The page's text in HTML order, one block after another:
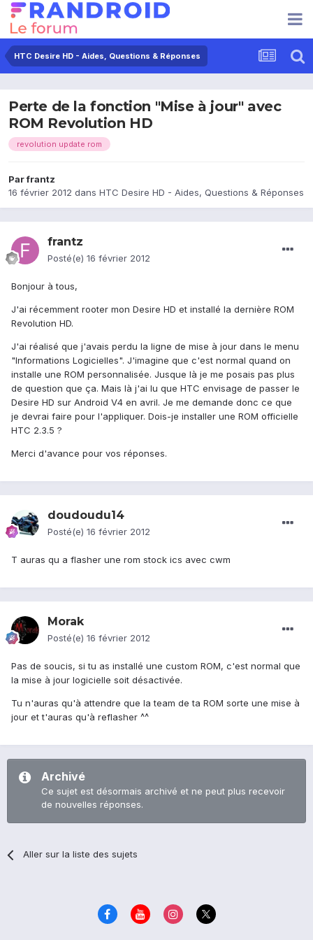
HTC Desire HD - Aides, Questions & Réponses
Perte de la fonction "Mise à jour" avec
ROM Revolution HD
revolution update rom
Parfrantz
16 février 2012 dans HTC Desire HD - Aides, Questions & Réponses
frantz
Posté(e) 16 février 2012
Bonjour à tous,
J'ai récemment rooter mon Desire HD et installé la dernière ROM
Revolution HD.
J'ai réalisé que j'avais perdu la ligne de mise à jour dans le menu
"Informations Logicielles". J'imagine que c'est normal quand on
installe une ROM personnalisée. Jusque là je me posais pas plus
de question que ça. Mais là j'ai lu que HTC envisage de passer le
Desire HD sur Android V4 en avril. Je me demande donc ce que
je devrai faire pour l'appliquer. Dois-je installer une ROM officielle
HTC 2.3.5 ?
Merci d'avance pour vos réponses.
doudoudu14
Posté(e) 16 février 2012
T auras qu a flasher une rom stock ics avec cwm
Morak
Posté(e) 16 février 2012
Pas de soucis, si tu as installé une custom ROM, c'est normal que
la mise à jour logicielle soit désactivée.
Tu n'auras qu'à attendre que la team de ta ROM sorte une mise à
jour et t'auras qu'à reflasher ^^
Archivé
Ce sujet est désormais archivé et ne peut plus recevoir
de nouvelles réponses.
Aller sur la liste des sujets